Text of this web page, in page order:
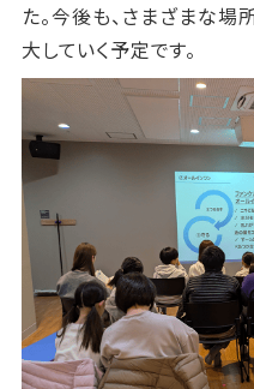
た。今後も、さまざまな場
大していく予定です。